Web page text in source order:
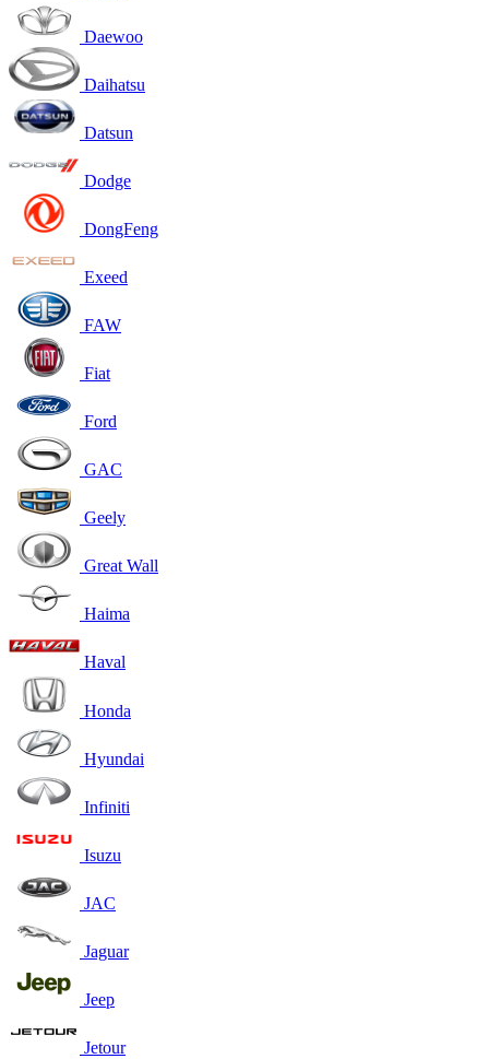
Daewoo
Daihatsu
Datsun
Dodge
DongFeng
Exeed
FAW
Fiat
Ford
GAC
Geely
Great Wall
Haima
Haval
Honda
Hyundai
Infiniti
Isuzu
JAC
Jaguar
Jeep
Jetour